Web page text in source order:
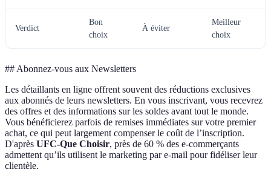
Verdict
Bon
choix
À éviter
Meilleur
choix
## Abonnez-vous aux Newsletters
Les détaillants en ligne offrent souvent des réductions exclusives
aux abonnés de leurs newsletters. En vous inscrivant, vous recevrez
des offres et des informations sur les soldes avant tout le monde.
Vous bénéficierez parfois de remises immédiates sur votre premier
achat, ce qui peut largement compenser le coût de l’inscription.
D'après UFC-Que Choisir, près de 60 % des e-commerçants
admettent qu’ils utilisent le marketing par e-mail pour fidéliser leur
clientèle.